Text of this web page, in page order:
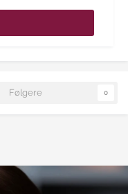
Følgere 0